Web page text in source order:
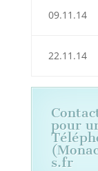
09.11.14
22.11.14
pour
s.fr